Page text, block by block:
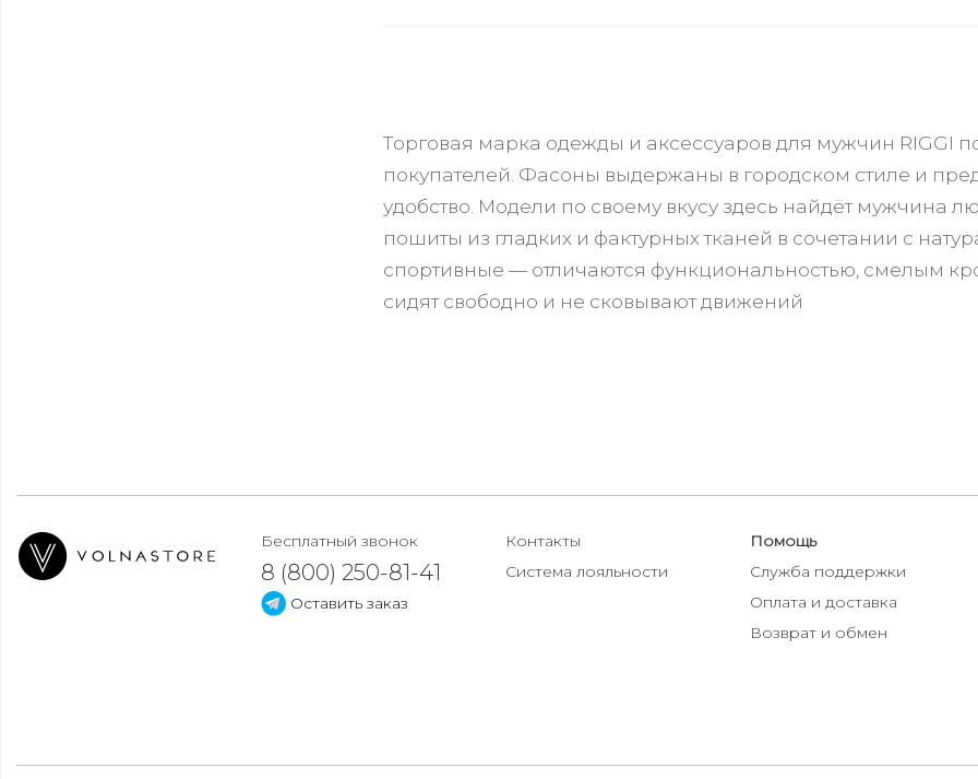
Торговая марка одежды и аксессуаров для мужчин RIGGI
покупателей. Фасоны выдержаны в городском стиле и
удобство. Модели по своему вкусу здесь найдёт мужчина
пошиты из гладких и фактурных тканей в сочетании с
спортивные — отличаются функциональностью, смелым
сидят свободно и не сковывают движений
Бесплатный звонок
8 (800) 250-81-41
Оставить заказ
Контакты
Система лояльности
Помощь
Служба поддержки
Оплата и доставка
Возврат и обмен